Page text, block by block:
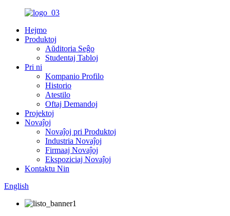
Hejmo
Produktoj
Aŭditoria Seĝo
Studentaj Tabloj
Pri ni
Kompanio Profilo
Historio
Atestilo
Oftaj Demandoj
Projektoj
Novaĵoj
Novaĵoj pri Produktoj
Industria Novaĵoj
Firmaaj Novaĵoj
Ekspoziciaj Novaĵoj
Kontaktu Nin
English